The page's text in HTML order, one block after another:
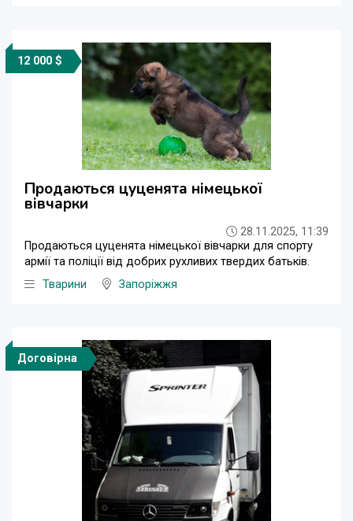
12 000 $
Продаються цуценята німецької
вівчарки
28.11.2025, 11:39
Продаються цуценята німецької вівчарки для спорту
армії та поліції від добрих рухливих твердих батьків.
Тварини
Запоріжжя
Договірна